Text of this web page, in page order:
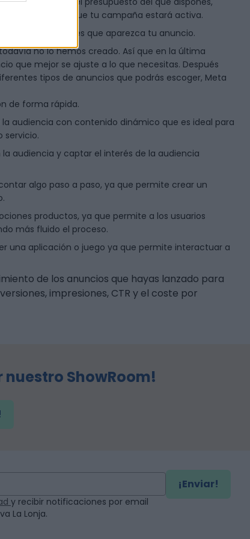
fechas en las que tu campaña estará activa.
en las que quieres que aparezca tu anuncio.
no lo hemos creado. Así que en la última
que mejor se ajuste a lo que necesitas. Después
tipos de anuncios que podrás escoger, Meta
de forma rápida.
audiencia con contenido dinámico que es ideal para
servicio.
audiencia y captar el interés de la audiencia
algo paso a paso, ya que permite crear un
productos, ya que permite a los usuarios
más fluido el proceso.
una aplicación o juego ya que permite interactuar a
de los anuncios que hayas lanzado para
impresiones, CTR y el coste por
nuestro ShowRoom!
y recibir notificaciones por email
La Lonja.
¡Enviar!